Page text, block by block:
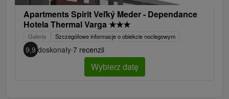
Apartments Spirit Veľký Meder - Dependance
Hotela Thermal Varga ★★★
Galeria Szczegółowe informacje o obiekcie noclegowym
9,9 doskonały·7 recenzji
Wybierz datę